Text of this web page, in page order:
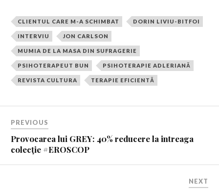
CLIENTUL CARE M-A SCHIMBAT DORIN LIVIU-BITFOI
INTERVIU JON CARLSON
MUMIA DE LA MASA DIN SUFRAGERIE
PSIHOTERAPEUT BUN PSIHOTERAPIE ADLERIANĂ
REVISTA CULTURA TERAPIE EFICIENTĂ
PREVIOUS
Provocarea lui GREY: 40% reducere la intreaga
colecţie #EROSCOP
NEXT